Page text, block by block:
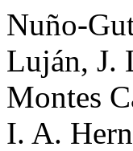
Nuño-
Luján, J.
Montes
I. A.